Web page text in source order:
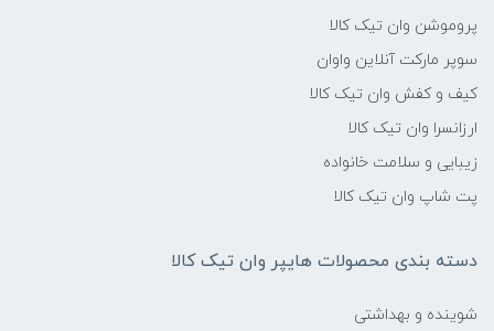
پروموشن وان تیک کالا
سوپر مارکت آنلاین واوان
کیف و کفش وان تیک کالا
ارزانسرا وان تیک کالا
زیبایی و سلامت خانواده
پت شاپ وان تیک کالا
دسته بندی محصولات هایپر وان تیک کالا
شوینده و بهداشتی